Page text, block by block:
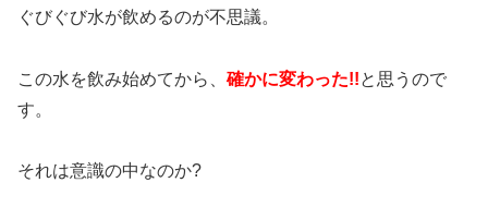
ぐびぐび水が飲めるのが不思議。
この水を飲み始めてから、 確かに変わった!!と思うので
す。
それは意識の中なのか?